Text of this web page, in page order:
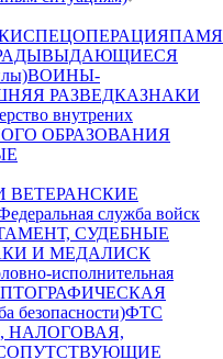
СПЕЦОПЕРАЦИЯ
ВЫДАЮЩИЕСЯ
ВОИНЫ-
РАЗВЕДКАЗНАКИ
внутрених
ОБРАЗОВАНИЯ
служба войск
СУДЕБНЫЕ
И МЕДАЛИСК
исполнительная
безопасности)ФТС
НАЛОГОВАЯ,